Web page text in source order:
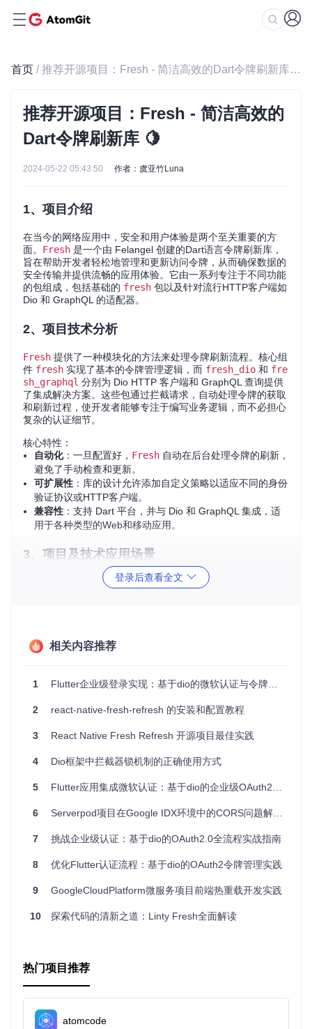
首页 / 推荐开源项目：Fresh - 简洁高效的Dart令牌刷新库 🍋
推荐开源项目：Fresh - 简洁高效的
Dart令牌刷新库 🍋
2024-05-22 05:43:50 作者：虞亚竹Luna
1、项目介绍
在当今的网络应用中，安全和用户体验是两个至关重要的方
面。 Fresh 是一个由 Felangel 创建的Dart语言令牌刷新库，
旨在帮助开发者轻松地管理和更新访问令牌，从而确保数据的
安全传输并提供流畅的应用体验。它由一系列专注于不同功能
的包组成，包括基础的 fresh 包以及针对流行HTTP客户端如
Dio 和 GraphQL 的适配器。
2、项目技术分析
Fresh 提供了一种模块化的方法来处理令牌刷新流程。核心组
件 fresh 实现了基本的令牌管理逻辑，而 fresh_dio 和 fre
sh_graphql 分别为 Dio HTTP 客户端和 GraphQL 查询提供
了集成解决方案。这些包通过拦截请求，自动处理令牌的获取
和刷新过程，使开发者能够专注于编写业务逻辑，而不必担心
复杂的认证细节。
核心特性：
自动化：一旦配置好， Fresh 自动在后台处理令牌的刷新，
避免了手动检查和更新。
可扩展性 ：库的设计允许添加自定义策略以适应不同的身份
验证协议或HTTP客户端。
兼容性 ：支持 Dart 平台，并与 Dio 和 GraphQL 集成，适
用于各种类型的Web和移动应用。
3、项目及技术应用场景
特别适合于以下场景：
或其他形式的令牌认证。
包则提供了一种优雅的方式来解决令牌刷新问
题。
洁。
质量。
不断更新迭代，满足开发者需求。
总的来说，无论你是经验丰富的Dart开发者还是新手，Fresh
安全性与用户体验之间达到最佳平衡。立即尝试Fresh，提升
登录后查看全文
相关内容推荐
1 Flutter企业级登录实现：基于dio的微软认证与令牌管理全指南
2 react-native-fresh-refresh 的安装和配置教程
3 React Native Fresh Refresh 开源项目最佳实践
4 Dio框架中拦截器锁机制的正确使用方式
5 Flutter应用集成微软认证：基于dio的企业级OAuth2解决方案
6 Serverpod项目在Google IDX环境中的CORS问题解决方案
7 挑战企业级认证：基于dio的OAuth2.0全流程实战指南
8 优化Flutter认证流程：基于dio的OAuth2令牌管理实践
9 GoogleCloudPlatform微服务项目前端热重载开发实践
10 探索代码的清新之道：Linty Fresh全面解读
热门项目推荐
atomcode